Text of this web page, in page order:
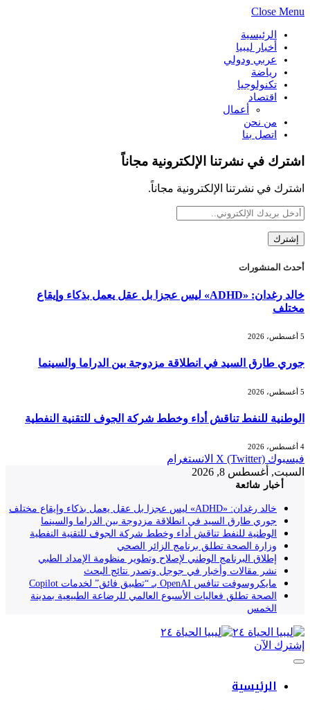
Close Menu
الرئيسية
أخبار ليبيا
عربي ودولي
رياضة
تكنولوجيا
اقتصاد
أعمال
من نحن
اتصل بنا
اشترك في نشرتنا الإلكترونية مجاناً
اشترك في نشرتنا الإلكترونية مجاناً.
أحدث المنشورات
خالد رغدان: «ADHD» ليس عجزا بل عقل يعمل بذكاء وإيقاع
مختلف
جوري طارق السيد في انطلاقة مزدوجة بين الدراما والسينما
الوطنية للنفط تناقش أداء وخطط شركة الجوف للتقنية النفطية
فيسبوك X (Twitter) الانستغرام
السبت, أغسطس 8, 2026
أخبار شائعة
خالد رغدان: «ADHD» ليس عجزا بل عقل يعمل بذكاء وإيقاع مختلف
جوري طارق السيد في انطلاقة مزدوجة بين الدراما والسينما
الوطنية للنفط تناقش أداء وخطط شركة الجوف للتقنية النفطية
وزارة الصحة تطلق برنامج الزائر الصحي
إطلاق البرنامج الوطني لإصلاح وتطوير منظومة الإمداد الطبي
نشر مقالات وأخبار في جوجل وتصدر نتائج البحث
مايكروسوفت تنافس OpenAI بـ “تطبيق فائق” لخدمات Copilot
الصحة تطلق فعاليات الأسبوع العالمي للرضاعة الطبيعية بمدينة
الخمس
إشترك الآن
الرئيسية